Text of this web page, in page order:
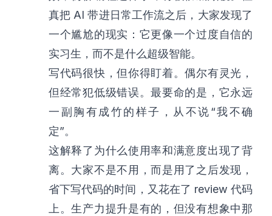
真把 AI 带进日常工作流之后，大家发现了
一个尴尬的现实：它更像一个过度自信的
实习生，而不是什么超级智能。
写代码很快，但你得盯着。偶尔有灵光，
但经常犯低级错误。最要命的是，它永远
一副胸有成竹的样子，从不说“我不确
定”。
这解释了为什么使用率和满意度出现了背
离。大家不是不用，而是用了之后发现，
省下写代码的时间，又花在了 review 代码
上。生产力提升是有的，但没有想象中那